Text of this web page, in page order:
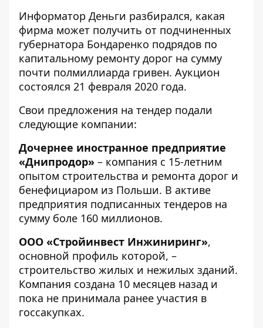
Информатор Деньги разбирался, какая
фирма может получить от подчиненных
губернатора Бондаренко подрядов по
капитальному ремонту дорог на сумму
почти полмиллиарда гривен. Аукцион
состоялся 21 февраля 2020 года.
Свои предложения на тендер подали
следующие компании:
Дочернее иностранное предприятие
«Днипродор» – компания с 15-летним
опытом строительства и ремонта дорог и
бенефициаром из Польши. В активе
предприятия подписанных тендеров на
сумму боле 160 миллионов.
ООО «Стройинвест Инжиниринг»,
основной профиль которой, –
строительство жилых и нежилых зданий.
Компания создана 10 месяцев назад и
пока не принимала ранее участия в
госсакупках.